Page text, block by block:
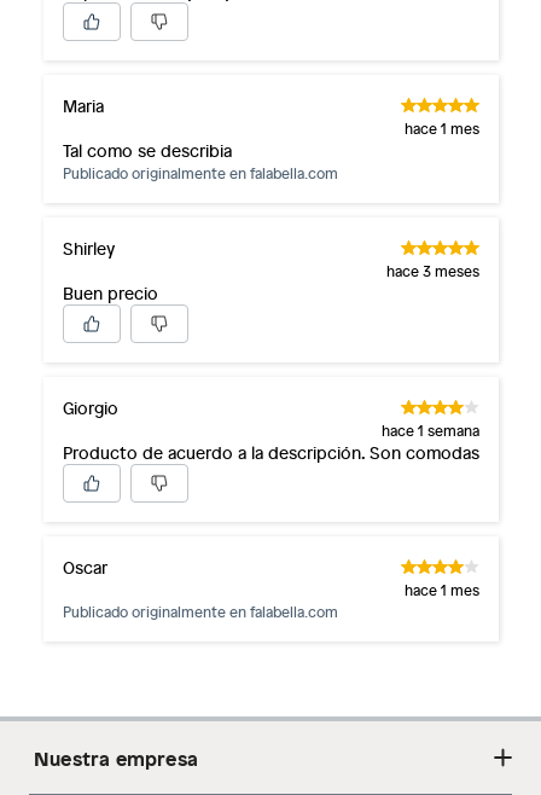
Maria
hace 1 mes
Tal como se describia
Publicado originalmente enfalabella.com
Shirley
hace 3 meses
Buen precio
Giorgio
hace 1 semana
Producto de acuerdo a la descripción. Son comodas
Oscar
hace 1 mes
Publicado originalmente enfalabella.com
Nuestra empresa